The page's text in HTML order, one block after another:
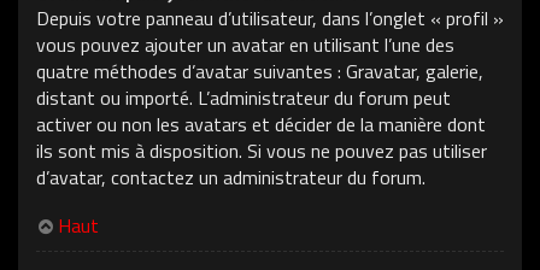
Depuis votre panneau d’utilisateur, dans l’onglet « profil »
vous pouvez ajouter un avatar en utilisant l’une des
quatre méthodes d’avatar suivantes : Gravatar, galerie,
distant ou importé. L’administrateur du forum peut
activer ou non les avatars et décider de la manière dont
ils sont mis à disposition. Si vous ne pouvez pas utiliser
d’avatar, contactez un administrateur du forum.
Haut